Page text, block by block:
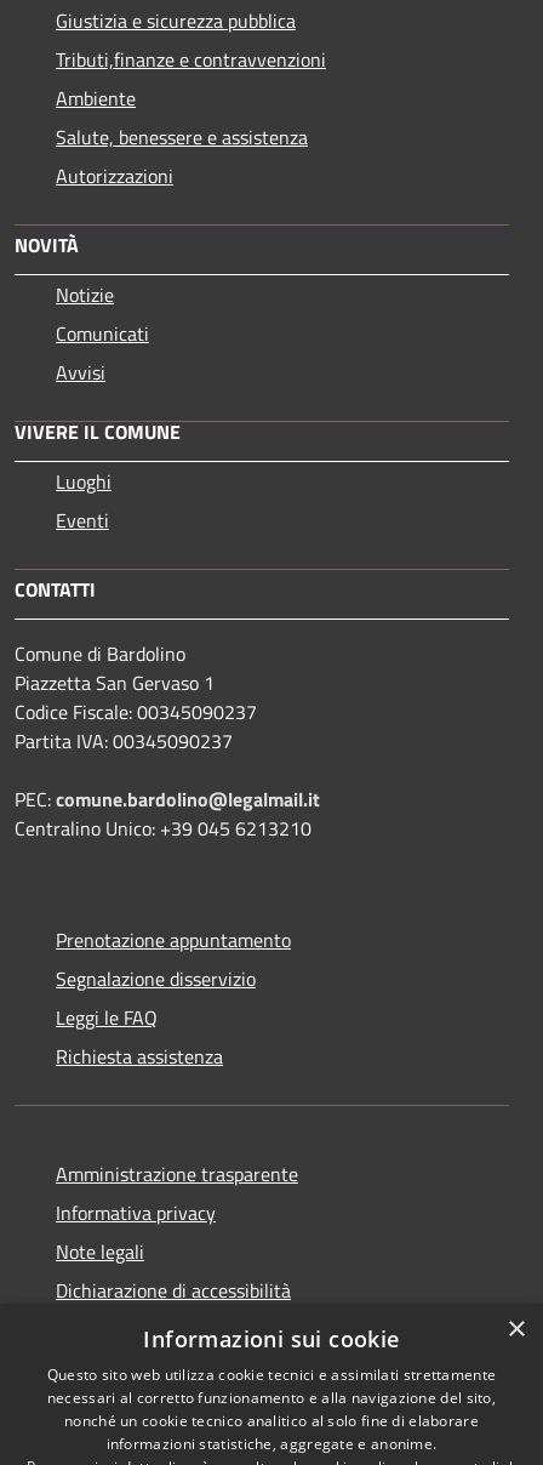
Giustizia e sicurezza pubblica
Tributi,finanze e contravvenzioni
Ambiente
Salute, benessere e assistenza
Autorizzazioni
NOVITÀ
Notizie
Comunicati
Avvisi
VIVERE IL COMUNE
Luoghi
Eventi
CONTATTI
Comune di Bardolino
Piazzetta San Gervaso 1
Codice Fiscale: 00345090237
Partita IVA: 00345090237
PEC:comune.bardolino@legalmail.it
Centralino Unico: +39 045 6213210
Prenotazione appuntamento
Segnalazione disservizio
Leggi le FAQ
Richiesta assistenza
Amministrazione trasparente
Informativa privacy
Note legali
Dichiarazione di accessibilità
Link app municipium
Copyright © 2026 • Comune di
×
Informazioni sui cookie
Questo sito web utilizza cookie tecnici e assimilati strettamente
necessari al corretto funzionamento e alla navigazione del sito,
nonché un cookie tecnico analitico al solo fine di elaborare
informazioni statistiche, aggregate e anonime.